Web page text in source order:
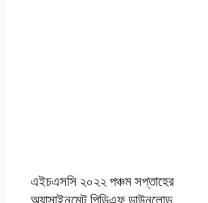
এইচএসসি ২০২২ পঞ্চম সপ্তাহের
অ্যাসাইনমেন্ট পিডিএফ ডাউনলোড